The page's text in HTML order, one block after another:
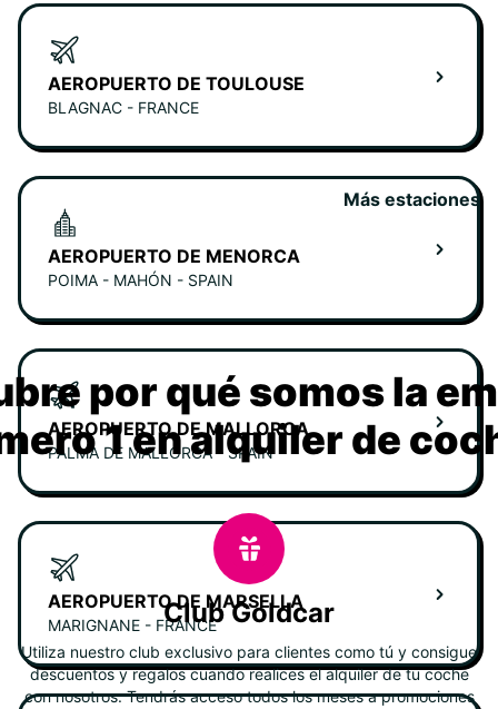
AEROPUERTO DE TOULOUSE
BLAGNAC - FRANCE
AEROPUERTO DE MENORCA
POIMA - MAHÓN - SPAIN
AEROPUERTO DE MALLORCA
PALMA DE MALLORCA - SPAIN
AEROPUERTO DE MARSELLA
MARIGNANE - FRANCE
Más estaciones
por qué somos la
1 en alquiler de
Club Goldcar
Utiliza nuestro club exclusivo para clientes como tú y consigue
descuentos y regalos cuando realices el alquiler de tu coche
con nosotros. Tendrás acceso todos los meses a promociones